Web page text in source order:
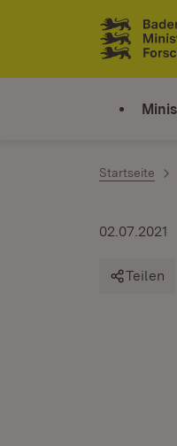
Zum Inhalt
Link zur
Startseite
02.07.2021
Teilen